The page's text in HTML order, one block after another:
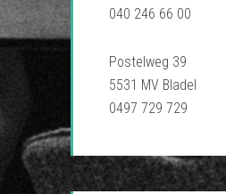
040 246 66 00
Postelweg 39
5531 MV Bladel
0497 729 729